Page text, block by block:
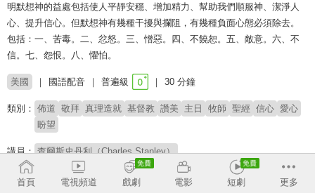
明默想神的益處包括使人平靜安穩、增加精力、幫助我們順服神、潔淨人
心、提升信心。但默想神有幾種干擾與攔阻，有幾種負面心態必須除去。
包括：一、苦毒。二、忿怒。三、憎惡。四、不饒恕。五、敵意。六、不
信。七、怨恨。八、懼怕。
美國 國語配音 普遍級 30 分鐘
類別： 佈道 敬拜 真理造就 基督教 讚美 主日 牧師 聖經 信心 愛心
盼望
講員： 查爾斯史丹利（Charles Stanley）
# 核心信仰
首頁 電視頻道 戲劇 電影 短劇 更多